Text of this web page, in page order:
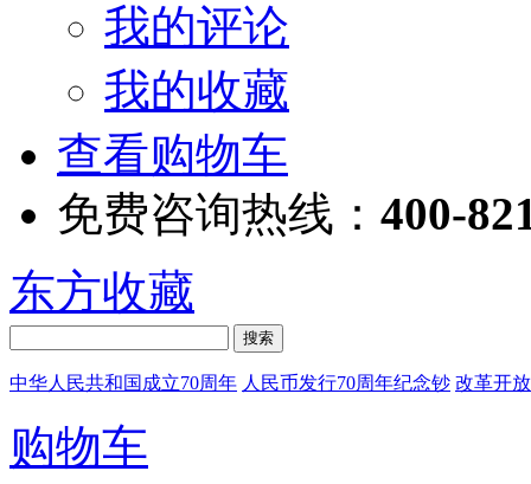
我的评论
我的收藏
查看购物车
免费咨询热线： 400-
东方收藏
中华人民共和国成立70周年 人民币发行70周年纪念钞 改革开
购物车